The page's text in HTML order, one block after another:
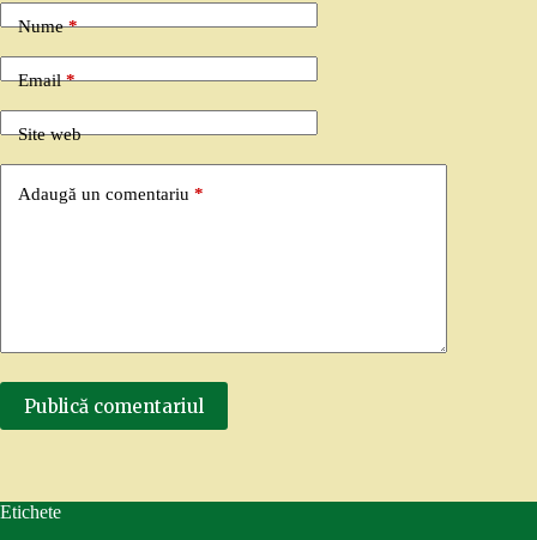
Nume*
Email*
Site web
Adaugă un comentariu *
Publică comentariul
Etichete